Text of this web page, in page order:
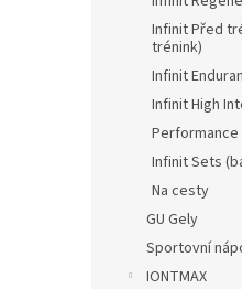
Infinit Před
trénink)
Infinit
Infinit High
Infinit Sets
Na cesty
GU Gely
Sportovní
IONTMAX